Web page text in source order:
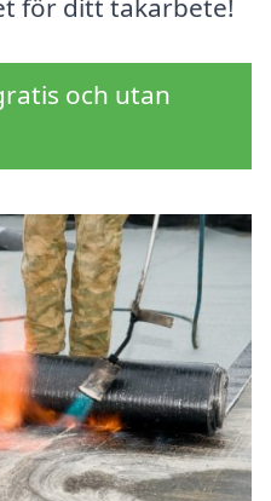
för ditt takarbete!
och utan